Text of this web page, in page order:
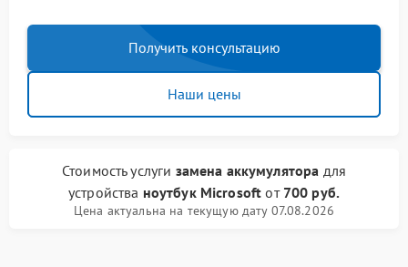
Получить консультацию
Наши цены
Стоимость услуги замена аккумулятора для
устройства ноутбук Microsoft от 700 руб.
Цена актуальна на текущую дату 07.08.2026